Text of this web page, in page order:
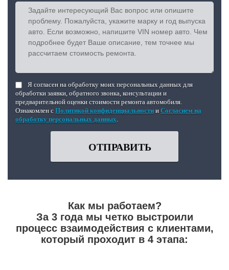
Я согласен на обработку моих персональных данных для
обработки заявки, обратного звонка, консультации и
предварительной оценки стоимости ремонта автомобиля.
Ознакомлен с Политикой конфиденциальности и Согласием на
обработку персональных данных.
ОТПРАВИТЬ
Как мы работаем?
За 3 года мы четко выстроили
процесс взаимодействия с клиентами,
который проходит в 4 этапа: